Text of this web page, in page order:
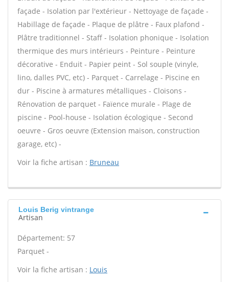
façade - Isolation par l'extérieur - Nettoyage de façade -
Habillage de façade - Plaque de plâtre - Faux plafond -
Plâtre traditionnel - Staff - Isolation phonique - Isolation
thermique des murs intérieurs - Peinture - Peinture
décorative - Enduit - Papier peint - Sol souple (vinyle,
lino, dalles PVC, etc) - Parquet - Carrelage - Piscine en
dur - Piscine à armatures métalliques - Cloisons -
Rénovation de parquet - Faïence murale - Plage de
piscine - Pool-house - Isolation écologique - Second
oeuvre - Gros oeuvre (Extension maison, construction
garage, etc) -
Voir la fiche artisan : Bruneau
Louis Berig vintrange
Artisan
Département: 57
Parquet -
Voir la fiche artisan : Louis